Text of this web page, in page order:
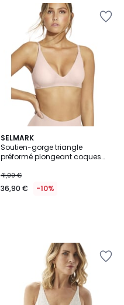
SELMARK
Soutien-gorge triangle
préformé plongeant coques
41,00 €
36,90 € -10%